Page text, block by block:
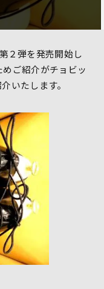
２弾を発売開始し
ご紹介がチョビッ
いたします。